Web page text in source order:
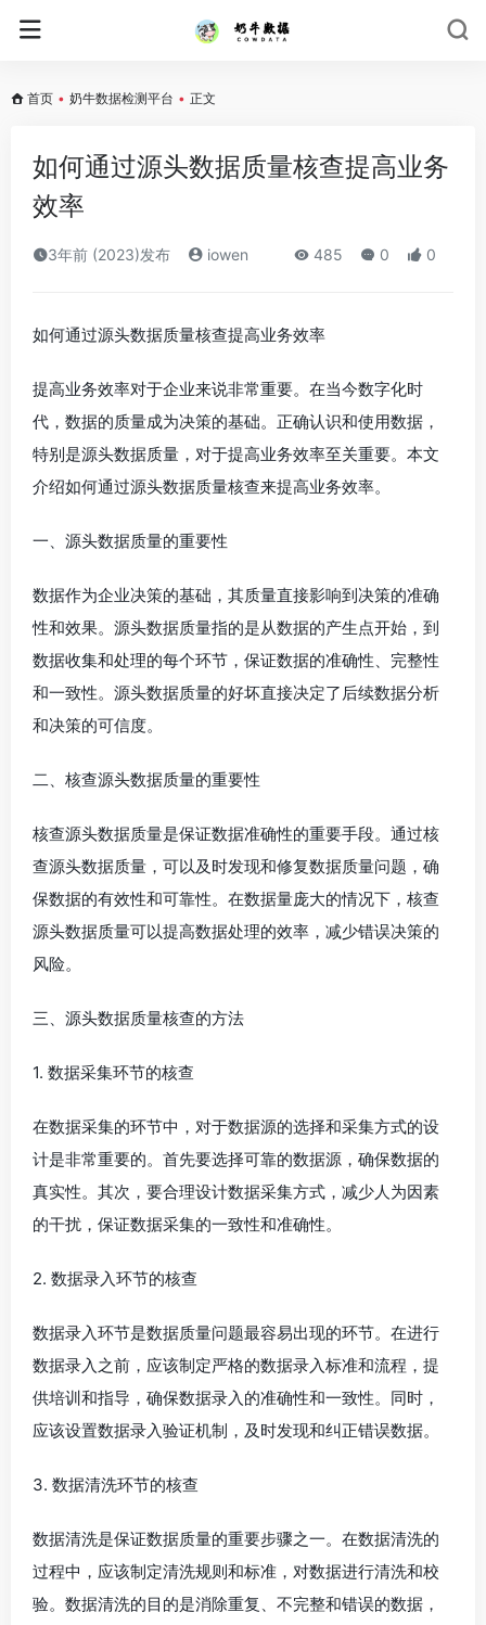
首页 • 奶牛数据检测平台 • 正文
如何通过源头数据质量核查提高业务
效率
3年前 (2023)发布 iowen 485 0 0
如何通过源头数据质量核查提高业务效率
提高业务效率对于企业来说非常重要。在当今数字化时
代，数据的质量成为决策的基础。正确认识和使用数据，
特别是源头数据质量，对于提高业务效率至关重要。本文
介绍如何通过源头数据质量核查来提高业务效率。
一、源头数据质量的重要性
数据作为企业决策的基础，其质量直接影响到决策的准确
性和效果。源头数据质量指的是从数据的产生点开始，到
数据收集和处理的每个环节，保证数据的准确性、完整性
和一致性。源头数据质量的好坏直接决定了后续数据分析
和决策的可信度。
二、核查源头数据质量的重要性
核查源头数据质量是保证数据准确性的重要手段。通过核
查源头数据质量，可以及时发现和修复数据质量问题，确
保数据的有效性和可靠性。在数据量庞大的情况下，核查
源头数据质量可以提高数据处理的效率，减少错误决策的
风险。
三、源头数据质量核查的方法
1. 数据采集环节的核查
在数据采集的环节中，对于数据源的选择和采集方式的设
计是非常重要的。首先要选择可靠的数据源，确保数据的
真实性。其次，要合理设计数据采集方式，减少人为因素
的干扰，保证数据采集的一致性和准确性。
2. 数据录入环节的核查
数据录入环节是数据质量问题最容易出现的环节。在进行
数据录入之前，应该制定严格的数据录入标准和流程，提
供培训和指导，确保数据录入的准确性和一致性。同时，
应该设置数据录入验证机制，及时发现和纠正错误数据。
3. 数据清洗环节的核查
数据清洗是保证数据质量的重要步骤之一。在数据清洗的
过程中，应该制定清洗规则和标准，对数据进行清洗和校
验。数据清洗的目的是消除重复、不完整和错误的数据，